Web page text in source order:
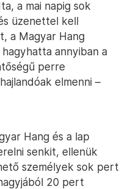
a mai napig sok
üzenettel kell
a Magyar Hang
annyiban a
perre
elmenni –
Hang és a lap
senkit, ellenük
személyek sok pert
20 pert